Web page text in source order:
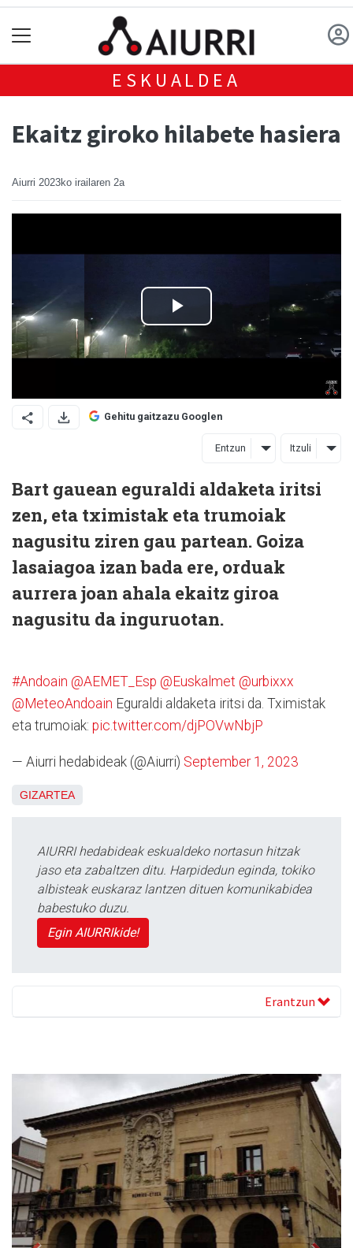
ESKUALDEA
Ekaitz giroko hilabete hasiera
Aiurri 2023ko irailaren 2a
Gehitu gaitzazu Googlen
Entzun Itzuli
Bart gauean eguraldi aldaketa iritsi
zen, eta tximistak eta trumoiak
nagusitu ziren gau partean. Goiza
lasaiagoa izan bada ere, orduak
aurrera joan ahala ekaitz giroa
nagusitu da inguruotan.
#Andoain @AEMET_Esp @Euskalmet @urbixxx
@MeteoAndoain Eguraldi aldaketa iritsi da. Tximistak
eta trumoiak: pic.twitter.com/djPOVwNbjP
— Aiurri hedabideak (@Aiurri) September 1, 2023
GIZARTEA
AIURRI hedabideak eskualdeko nortasun hitzak
jaso eta zabaltzen ditu. Harpidedun eginda, tokiko
albisteak euskaraz lantzen dituen komunikabidea
babestuko duzu.
Egin AIURRIkide!
Erantzun